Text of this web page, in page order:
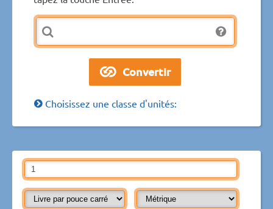
Choisissez une classe d'unités: